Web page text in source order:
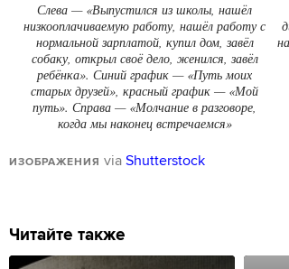
Слева — «Выпустился из школы, нашёл
низкооплачиваемую работу, нашёл работу с
нормальной зарплатой, купил дом, завёл
собаку, открыл своё дело, женился, завёл
ребёнка». Синий график — «Путь моих
старых друзей», красный график — «Мой
путь». Справа — «Молчание в разговоре,
когда мы наконец встречаемся»
ИЗОБРАЖЕНИЯ via Shutterstock
Читайте также